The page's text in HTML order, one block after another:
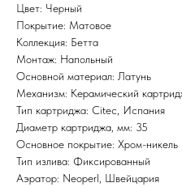
Цвет: Черный
Покрытие: Матовое
Коллекция: Бетта
Монтаж: Напольный
Основной материал: Латунь
Механизм: Керамический
Тип картриджа: Citec, Испания
Диаметр картриджа, мм: 35
Основное покрытие: Хром-никель
Тип излива: Фиксированный
Аэратор: Neoperl, Швейцария